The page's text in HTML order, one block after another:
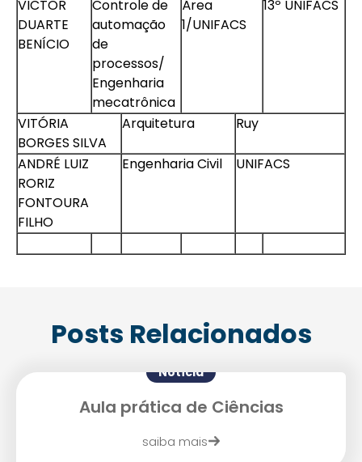
VICTOR
DUARTE
BENÍCIO
Controle de
automação
de
processos/
Engenharia
mecatrônica
Área
1/UNIFACS
13º UNIFACS
VITÓRIA
BORGES SILVA
Arquitetura Ruy
ANDRÉ LUIZ
RORIZ
FONTOURA
FILHO
Engenharia Civil UNIFACS
Posts Relacionados
Notícia
Aula prática de Ciências
saiba mais
Agende uma visita